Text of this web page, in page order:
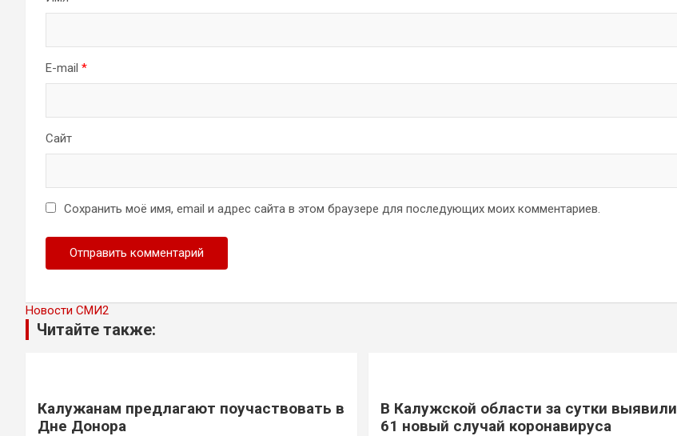
E-mail *
Сайт
Сохранить моё имя, email и адрес сайта в этом браузере для последующих моих комментариев.
Новости СМИ2
Читайте также:
Калужанам предлагают поучаствовать в
Дне Донора
В Калужской области за сутки выявили
61 новый случай коронавируса